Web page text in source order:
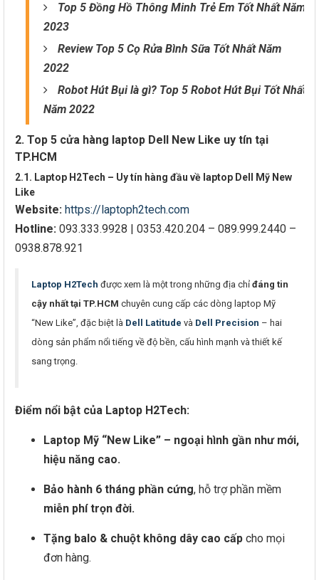
Top 5 Đồng Hồ Thông Minh Trẻ Em Tốt Nhất Năm
2023
Review Top 5 Cọ Rửa Bình Sữa Tốt Nhất Năm
2022
Robot Hút Bụi là gì? Top 5 Robot Hút Bụi Tốt Nhất
Năm 2022
2. Top 5 cửa hàng laptop Dell New Like uy tín tại
TP.HCM
2.1. Laptop H2Tech – Uy tín hàng đầu về laptop Dell Mỹ New
Like
Website: https://laptoph2tech.com
Hotline: 093.333.9928 | 0353.420.204 – 089.999.2440 –
0938.878.921
Laptop H2Tech được xem là một trong những địa chỉ đáng tin
cậy nhất tại TP.HCM chuyên cung cấp các dòng laptop Mỹ
“New Like”, đặc biệt là Dell Latitude và Dell Precision – hai
dòng sản phẩm nổi tiếng về độ bền, cấu hình mạnh và thiết kế
sang trọng.
Điểm nổi bật của Laptop H2Tech:
Laptop Mỹ “New Like” – ngoại hình gần như mới,
hiệu năng cao.
Bảo hành 6 tháng phần cứng, hỗ trợ phần mềm
miễn phí trọn đời.
Tặng balo & chuột không dây cao cấp cho mọi
đơn hàng.